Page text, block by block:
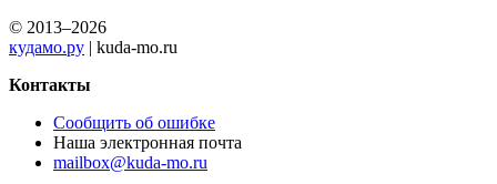
© 2013–2026
кудамо.ру | kuda-mo.ru
Контакты
Сообщить об ошибке
Наша электронная почта
mailbox@kuda-mo.ru